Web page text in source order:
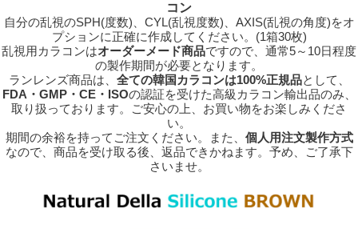
コン
自分の乱視のSPH(度数)、CYL(乱視度数)、AXIS(乱視の角度)をオ
プションに正確に作成してください。(1箱30枚)
乱視用カラコンはオーダーメード商品ですので、 通常5～10日程度
の製作期間が必要となります。
ランレンズ商品は、 全ての韓国カラコンは100%正規品として、
FDA・GMP・CE・ISOの認証を受けた高級カラコン輸出品のみ、
取り扱っております。ご安心の上、お買い物をお楽しみくださ
い。
期間の余裕を持ってご注文ください。また、 個人用注文製作方式
なので、商品を受け取る後、返品できかねます。予め、ご了承下
さいませ。